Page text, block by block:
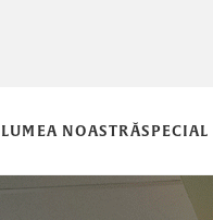
LUMEA NOASTRĂSPECIAL